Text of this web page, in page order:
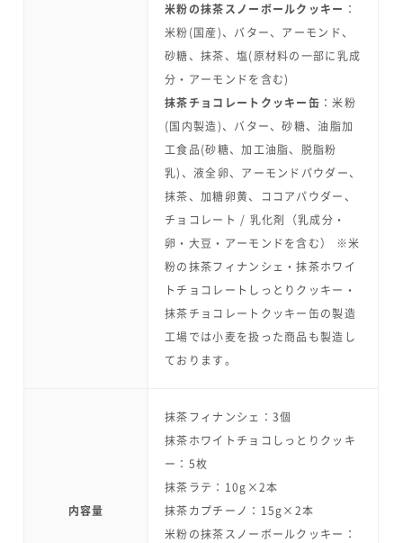
米粉の抹茶スノーボールクッキー ：
米粉(国産)、バター、アーモンド、
砂糖、抹茶、塩(原材料の一部に乳成
分・アーモンドを含む)
抹茶チョコレートクッキー缶 ：米粉
(国内製造)、バター、砂糖、油脂加
工食品(砂糖、加工油脂、脱脂粉
乳)、液全卵、アーモンドパウダー、
抹茶、加糖卵黄、ココアパウダー、
チョコレート / 乳化剤（乳成分・
卵・大豆・アーモンドを含む） ※米
粉の抹茶フィナンシェ・抹茶ホワイ
トチョコレートしっとりクッキー・
抹茶チョコレートクッキー缶の製造
工場では小麦を扱った商品も製造し
ております。
内容量
抹茶フィナンシェ：3個
抹茶ホワイトチョコしっとりクッキ
ー：5枚
抹茶ラテ：10g×2本
抹茶カプチーノ：15g×2本
米粉の抹茶スノーボールクッキー：